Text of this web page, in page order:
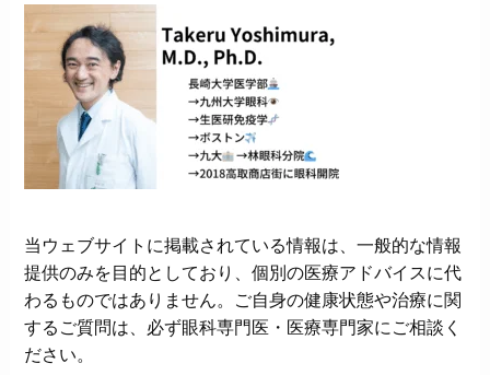
当ウェブサイトに掲載されている情報は、一般的な情報
提供のみを目的としており、個別の医療アドバイスに代
わるものではありません。ご自身の健康状態や治療に関
するご質問は、必ず眼科専門医・医療専門家にご相談く
ださい。